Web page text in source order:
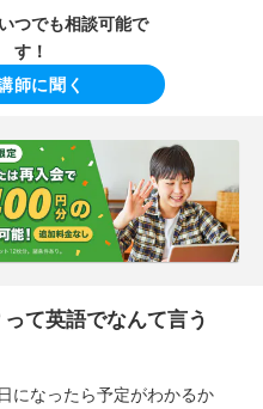
つでも相談可能で
す！
師に聞く
て英語でなんて言う
になったら予定がわかるか